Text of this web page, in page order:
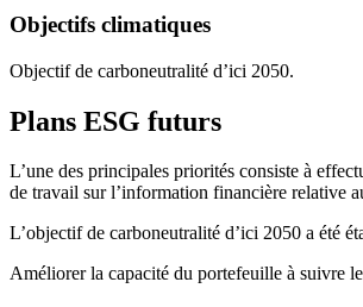
Objectifs climatiques
Objectif de carboneutralité d’ici 2050.
Plans ESG futurs
L’une des principales priorités consiste à
de travail sur l’information financière relative
L’objectif de carboneutralité d’ici 2050 a été
Améliorer la capacité du portefeuille à suivre